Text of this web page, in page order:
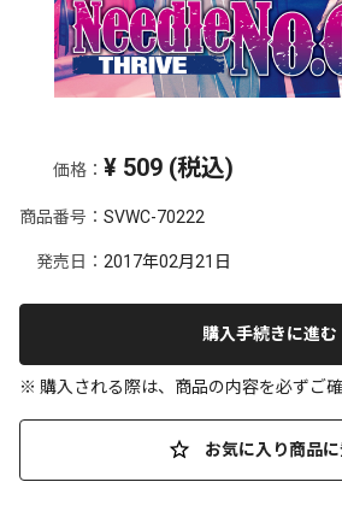
価格： ¥ 509 (税込)
商品番号： SVWC-70222
発売日： 2017年02月21日
購入手続きに進む
※ 購入される際は、商品の内容を必ずご確
お気に入り商品